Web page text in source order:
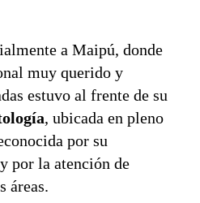
a Maipú, donde
muy querido y
estuvo al frente de su
, ubicada en pleno
por su
por la atención de
áreas.